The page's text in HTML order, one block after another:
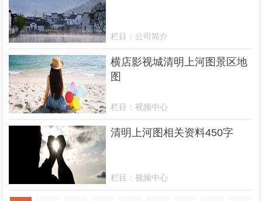
栏目：公司简介
横店影视城清明上河图景区地
图
栏目：视频中心
清明上河图相关资料450字
栏目：视频中心